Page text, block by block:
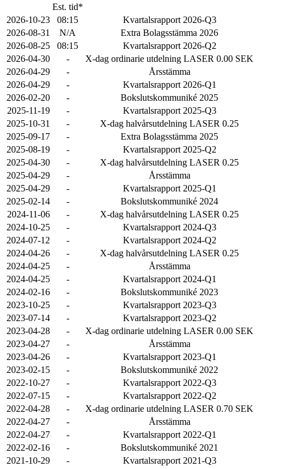
Est. tid*
2026-10-23
08:15
Kvartalsrapport 2026-Q3
2026-08-31
N/A
Extra Bolagsstämma 2026
2026-08-25
08:15
Kvartalsrapport 2026-Q2
2026-04-30
-
X-dag ordinarie utdelning LASER 0.00 SEK
2026-04-29
-
Årsstämma
2026-04-29
-
Kvartalsrapport 2026-Q1
2026-02-20
-
Bokslutskommuniké 2025
2025-11-19
-
Kvartalsrapport 2025-Q3
2025-10-31
-
X-dag halvårsutdelning LASER 0.25
2025-09-17
-
Extra Bolagsstämma 2025
2025-08-19
-
Kvartalsrapport 2025-Q2
2025-04-30
-
X-dag halvårsutdelning LASER 0.25
2025-04-29
-
Årsstämma
2025-04-29
-
Kvartalsrapport 2025-Q1
2025-02-14
-
Bokslutskommuniké 2024
2024-11-06
-
X-dag halvårsutdelning LASER 0.25
2024-10-25
-
Kvartalsrapport 2024-Q3
2024-07-12
-
Kvartalsrapport 2024-Q2
2024-04-26
-
X-dag halvårsutdelning LASER 0.25
2024-04-25
-
Årsstämma
2024-04-25
-
Kvartalsrapport 2024-Q1
2024-02-16
-
Bokslutskommuniké 2023
2023-10-25
-
Kvartalsrapport 2023-Q3
2023-07-14
-
Kvartalsrapport 2023-Q2
2023-04-28
-
X-dag ordinarie utdelning LASER 0.00 SEK
2023-04-27
-
Årsstämma
2023-04-26
-
Kvartalsrapport 2023-Q1
2023-02-15
-
Bokslutskommuniké 2022
2022-10-27
-
Kvartalsrapport 2022-Q3
2022-07-15
-
Kvartalsrapport 2022-Q2
2022-04-28
-
X-dag ordinarie utdelning LASER 0.70 SEK
2022-04-27
-
Årsstämma
2022-04-27
-
Kvartalsrapport 2022-Q1
2022-02-16
-
Bokslutskommuniké 2021
2021-10-29
-
Kvartalsrapport 2021-Q3